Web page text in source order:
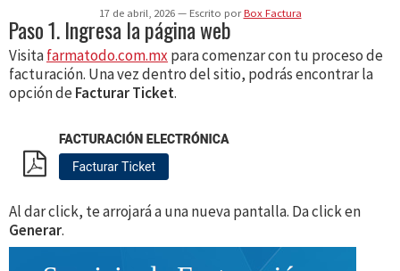
17 de abril, 2026 Escrito porBox Factura
Paso 1. Ingresa la página web
Visitafarmatodo.com.mx para comenzar con tu proceso de
facturación. Una vez dentro del sitio, podrás encontrar la
opción deFacturar Ticket.
Al dar click, te arrojará a una nueva pantalla. Da click en
Generar.